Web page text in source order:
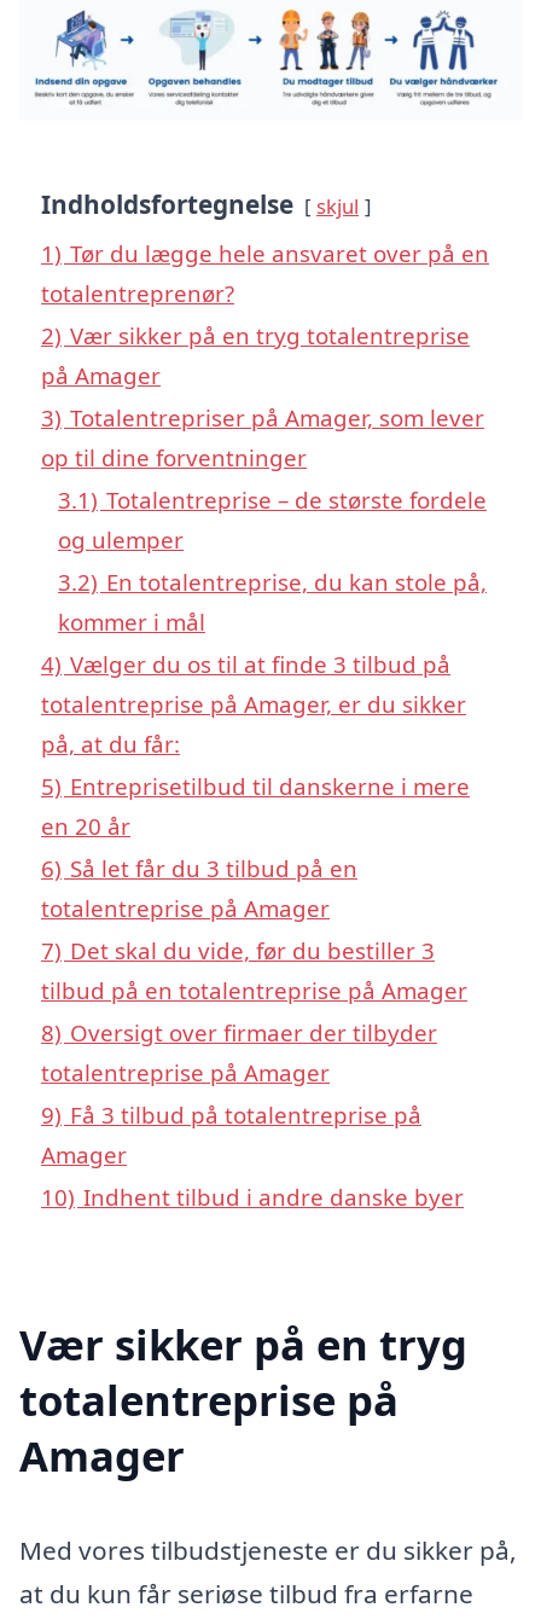
Indholdsfortegnelse skjul
1) Tør du lægge hele ansvaret over på en
totalentreprenør?
2) Vær sikker på en tryg totalentreprise
på Amager
3) Totalentrepriser på Amager, som lever
op til dine forventninger
3.1) Totalentreprise – de største fordele
og ulemper
3.2) En totalentreprise, du kan stole på,
kommer i mål
4) Vælger du os til at finde 3 tilbud på
totalentreprise på Amager, er du sikker
på, at du får:
5) Entreprisetilbud til danskerne i mere
en 20 år
6) Så let får du 3 tilbud på en
totalentreprise på Amager
7) Det skal du vide, før du bestiller 3
tilbud på en totalentreprise på Amager
8) Oversigt over firmaer der tilbyder
totalentreprise på Amager
9) Få 3 tilbud på totalentreprise på
Amager
10) Indhent tilbud i andre danske byer
Vær sikker på en tryg
totalentreprise på
Amager
Med vores tilbudstjeneste er du sikker på,
at du kun får seriøse tilbud fra erfarne